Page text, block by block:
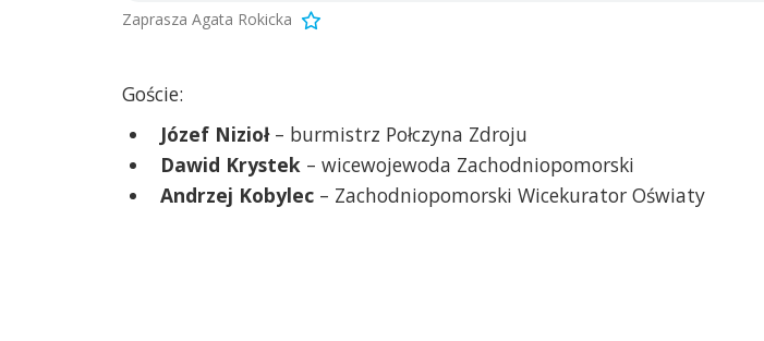
Zaprasza Agata Rokicka
Goście:
Józef Nizioł– burmistrz Połczyna Zdroju
Dawid Krystek – wicewojewoda Zachodniopomorski
Andrzej Kobylec – Zachodniopomorski Wicekurator Oświaty